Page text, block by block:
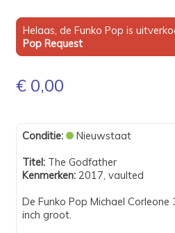
Helaas, de Funko Pop is
Pop Request
€ 0,00
Conditie:
Nieuwstaat
Titel:The Godfather
Kenmerken:2017, vaulted
De Funko Pop Michael
inch groot.